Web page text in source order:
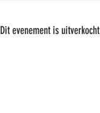
Dit evenement is uitverkocht